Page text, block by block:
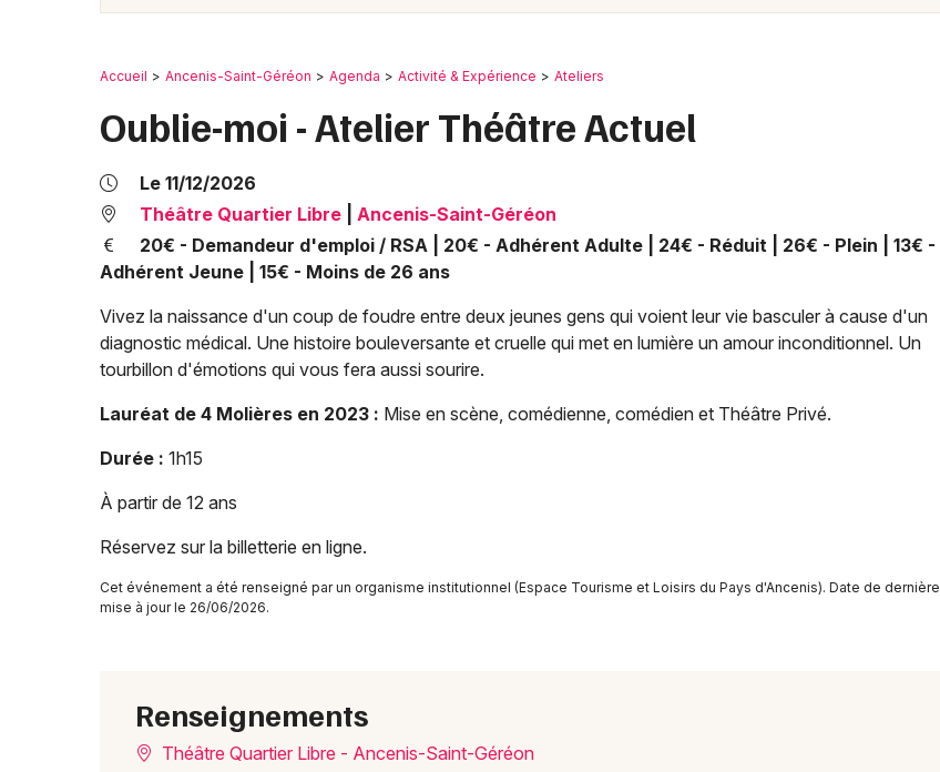
Sorties & loisirs
Ateliers dans les Pays de la Loire
Mulhouse
Nice
Strasbourg
Toutes les villes
Accueil Ancenis-Saint-Géréon Agenda Activité & Expérience Ateliers
Oublie-moi - Atelier Théâtre Actuel
Le 11/12/2026
Théâtre Quartier Libre
Ancenis-Saint-Géréon
20€ - Demandeur d'emploi / RSA | 20€ - Adhérent Adulte | 24€ - Réduit | 26€ - Plein | 13€ -
Adhérent Jeune | 15€ - Moins de 26 ans
Vivez la naissance d'un coup de foudre entre deux jeunes gens qui voient leur vie basculer à cause d'un
diagnostic médical. Une histoire bouleversante et cruelle qui met en lumière un amour inconditionnel. Un
tourbillon d'émotions qui vous fera aussi sourire.
Lauréat de 4 Molières en 2023 : Mise en scène, comédienne, comédien et Théâtre Privé.
Durée : 1h15
À partir de 12 ans
Réservez sur la billetterie en ligne.
Cet événement a été renseigné par un organisme institutionnel (Espace Tourisme et Loisirs du Pays d'Ancenis). Date de dernière
mise à jour le 26/06/2026.
Renseignements
Théâtre Quartier Libre - Ancenis-Saint-Géréon